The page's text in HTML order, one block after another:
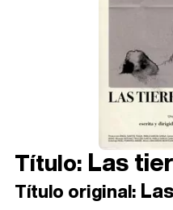
Título: Las
Título original: